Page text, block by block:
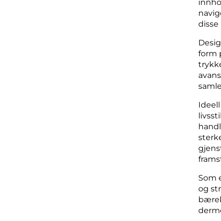
form
Som
og